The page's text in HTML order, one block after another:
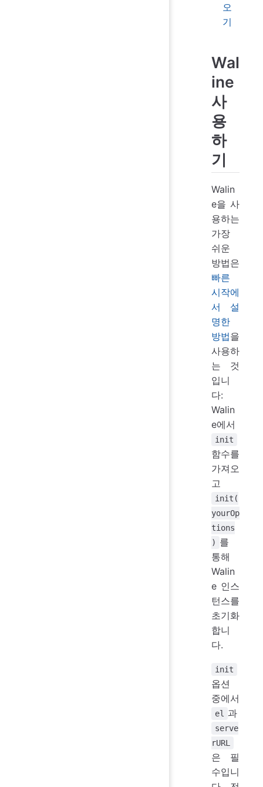
오
기
Wal
ine
사
용
하
기
Walin
e을 사
용하는
가장
쉬운
방법은
빠른
시작에
서 설
명한
방법을
사용하
는 것
입니
다:
Walin
e에서
init
함수를
가져오
고
init(
yourOp
tions
) 를
통해
Walin
e 인스
턴스를
초기화
합니
다.
init
옵션
중에서
el 과
serve
rURL
은 필
수입니